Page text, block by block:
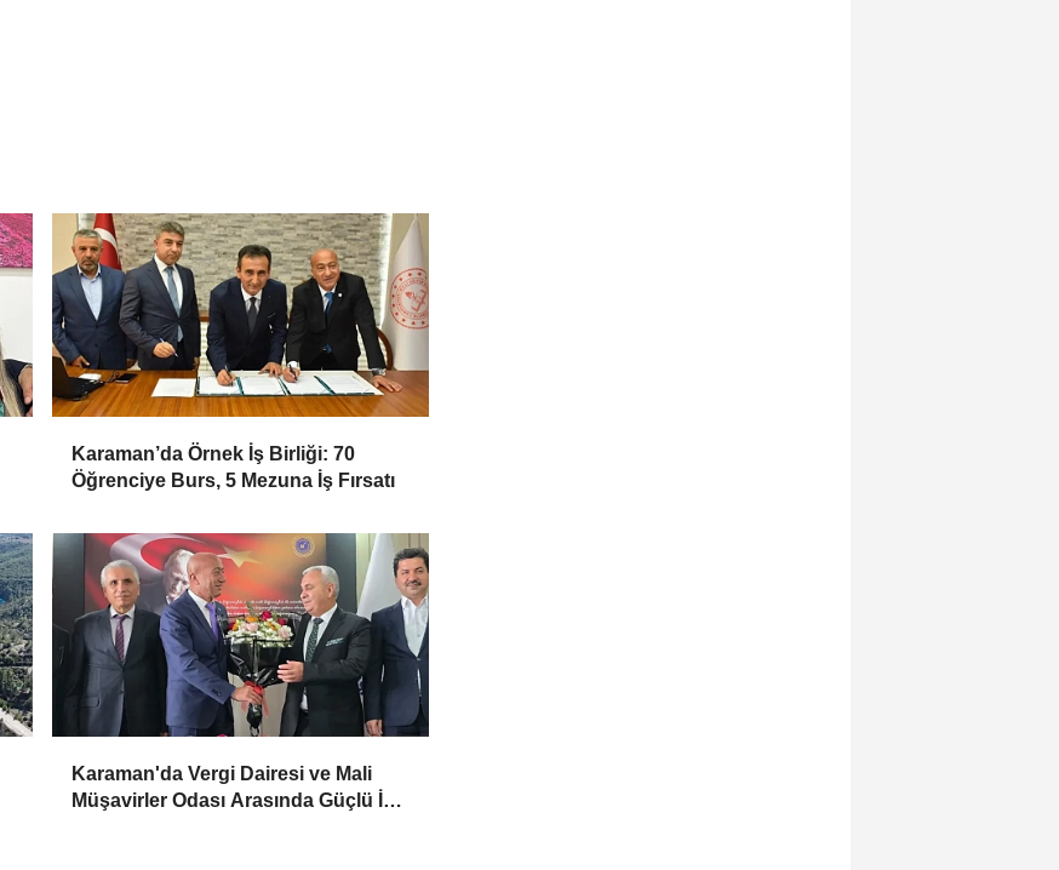
Karaman’da Örnek İş Birliği: 70
Öğrenciye Burs, 5 Mezuna İş Fırsatı
Karaman'da Vergi Dairesi ve Mali
Müşavirler Odası Arasında Güçlü İş